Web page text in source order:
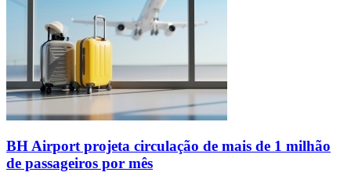
BH Airport projeta circulação de mais de 1 milhão
de passageiros por mês